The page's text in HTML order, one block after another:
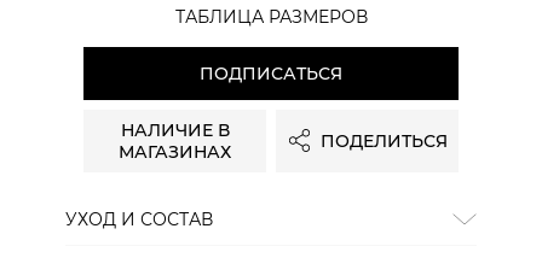
ТАБЛИЦА РАЗМЕРОВ
ПОДПИСАТЬСЯ
НАЛИЧИЕ В
МАГАЗИНАХ
ПОДЕЛИТЬСЯ
УХОД И СОСТАВ